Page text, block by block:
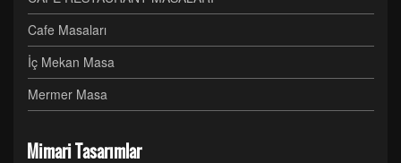
Cafe Masaları
İç Mekan Masa
Mermer Masa
Mimari Tasarımlar